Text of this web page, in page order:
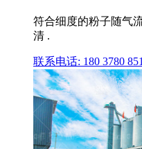
符合细度的粉子随气
清 .
联系电话: 180 3780